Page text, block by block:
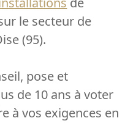
le secteur de
(95).‍
pose et
de 10 ans à voter
à vos exigences en